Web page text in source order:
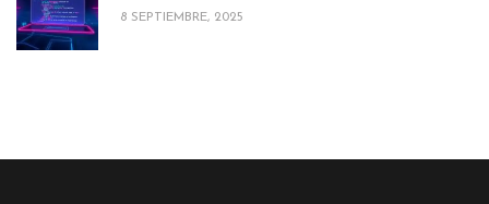
8 SEPTIEMBRE, 2025